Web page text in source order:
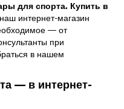
для спорта. Купить в
интернет-магазин
— от
при
в нашем
— в интернет-